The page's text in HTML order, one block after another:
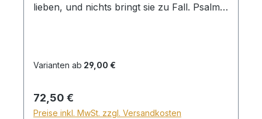
lieben, und nichts bringt sie zu Fall. Psalm
Deutschlands ein Zuschlag für Sperrgut in
Versand ins Ausland beträgt der
Sperrgutzuschlag 30€.
Varianten ab 29,00 €
Regulärer Preis:
72,50 €
Preise inkl. MwSt. zzgl. Versandkosten